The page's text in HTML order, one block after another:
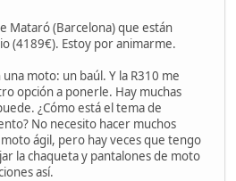
Mataró (Barcelona) que están
(4189€). Estoy por animarme.
moto: un baúl. Y la R310 me
opción a ponerle. Hay muchas
¿Cómo está el tema de
No necesito hacer muchos
ágil, pero hay veces que tengo
la chaqueta y pantalones de moto
así.